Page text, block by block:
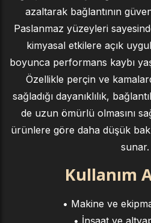
azaltarak bağlantının
Paslanmaz yüzeyleri
kimyasal etkilere açık
boyunca performans kaybı
Özellikle perçin ve
sağladığı dayanıklılık,
de uzun ömürlü olmasını
ürünlere göre daha düşük
sunar.
Kullanım
• Makine ve